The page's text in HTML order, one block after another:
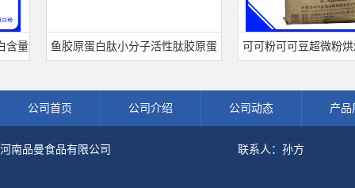
鱼胶原蛋白肽小分子活性肽胶原蛋 可可粉可可豆超微粉烘焙食
公司首页 公司介绍 公司动态 产品
河南品曼食品有限公司 联系人：孙方